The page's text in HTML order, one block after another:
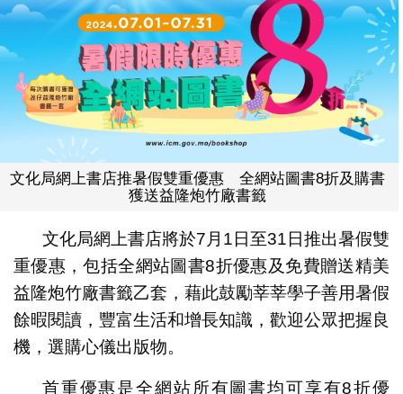
文化局網上書店推暑假雙重優惠 全網站圖書8折及購書
獲送益隆炮竹廠書籤
文化局網上書店將於7月1日至31日推出暑假雙
重優惠，包括全網站圖書8折優惠及免費贈送精美
益隆炮竹廠書籤乙套，藉此鼓勵莘莘學子善用暑假
餘暇閱讀，豐富生活和增長知識，歡迎公眾把握良
機，選購心儀出版物。
首重優惠是全網站所有圖書均可享有8折優